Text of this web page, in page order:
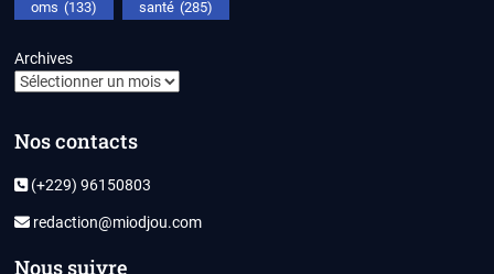
oms (133) santé (285)
Archives
Nos contacts
(+229) 96150803
redaction@miodjou.com
Nous suivre